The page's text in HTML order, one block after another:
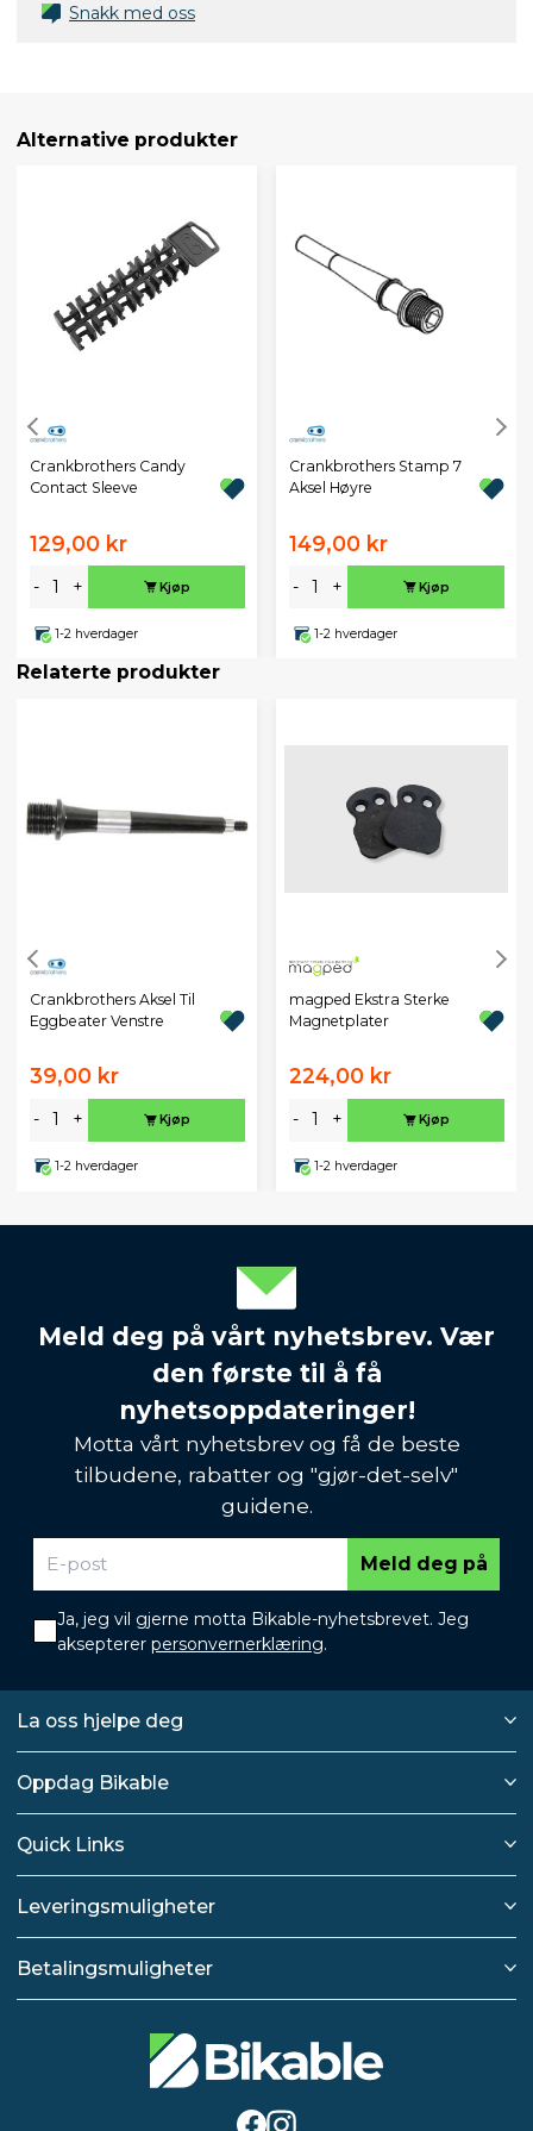
Snakk med oss
Alternative produkter
Crankbrothers Candy
Contact Sleeve
129,00 kr
- + Kjøp
1-2 hverdager
Crankbrothers Stamp 7
Aksel Høyre
149,00 kr
- + Kjøp
1-2 hverdager
Relaterte produkter
Crankbrothers Aksel Til
Eggbeater Venstre
39,00 kr
- + Kjøp
1-2 hverdager
magped Ekstra Sterke
Magnetplater
224,00 kr
- + Kjøp
1-2 hverdager
Meld deg på vårt nyhetsbrev. Vær
den første til å få
nyhetsoppdateringer!
Motta vårt nyhetsbrev og få de beste
tilbudene, rabatter og "gjør-det-selv"
guidene.
Meld deg på
Ja, jeg vil gjerne motta Bikable-nyhetsbrevet. Jeg
aksepterer personvernerklæring.
La oss hjelpe deg
Oppdag Bikable
Quick Links
Leveringsmuligheter
Betalingsmuligheter